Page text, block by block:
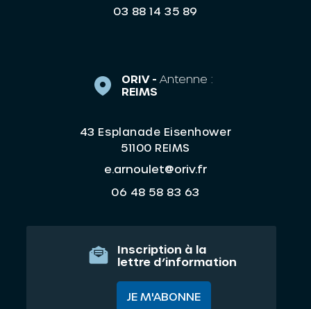
03 88 14 35 89
ORIV - Antenne :
REIMS
43 Esplanade Eisenhower
51100 REIMS
e.arnoulet@oriv.fr
06 48 58 83 63
Inscription à la
lettre d’information
JE M'ABONNE